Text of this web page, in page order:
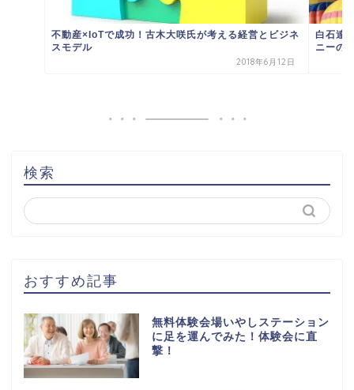
不動産×IoTで成功！古木大咲氏が考える経営とビジネ
スモデル
2018年6月12日
白石達
ニーの
検索
おすすめ記事
無料体験会場いやしステーション
に足を運んでみた！体験会に直
撃！